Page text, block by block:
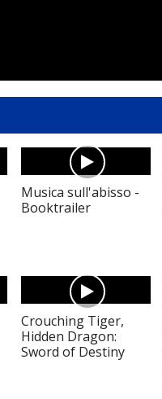
Musica sull'abisso -
Booktrailer
Crouching Tiger,
Hidden Dragon:
Sword of Destiny